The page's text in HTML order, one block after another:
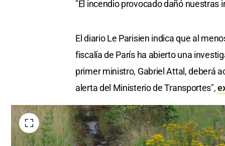
"El incendio provocado dañó nuestras
El diario Le Parisien indica que al
fiscalía de París ha abierto una
primer ministro, Gabriel Attal, deberá
alerta del Ministerio de Transportes",